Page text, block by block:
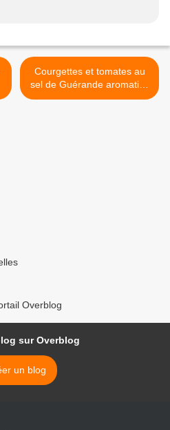
Courgettes et tomates au
sel de Guérande aromatisé
aux épices >
Overblog
sur Overblog
un blog